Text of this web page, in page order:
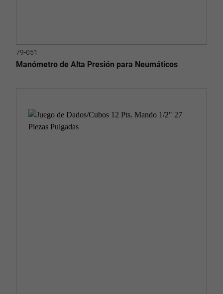
79-051
Manómetro de Alta Presión para Neumáticos